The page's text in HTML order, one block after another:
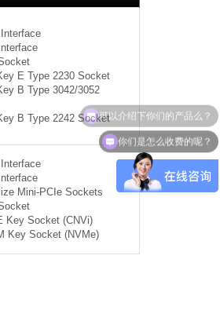
E Type 2230 Socket
B Type 3042/3052
B Type 2242 Socket
Mini-PCIe Sockets
Key Socket (CNVi)
Key Socket (NVMe)
可以介绍下你们的产品么？
你们是怎么收费的呢？